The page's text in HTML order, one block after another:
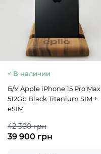
В наличии
Б/У Apple iPhone 15 Pro Max
512Gb Black Titanium SIM +
eSIM
42 300 грн
39 900 грн